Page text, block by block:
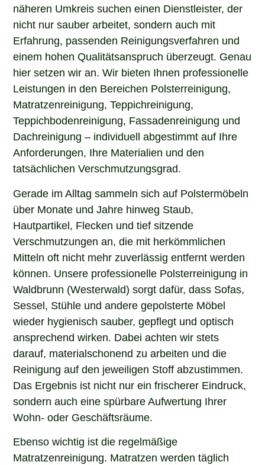
näheren Umkreis suchen einen Dienstleister, der
nicht nur sauber arbeitet, sondern auch mit
Erfahrung, passenden Reinigungsverfahren und
einem hohen Qualitätsanspruch überzeugt. Genau
hier setzen wir an. Wir bieten Ihnen professionelle
Leistungen in den Bereichen Polsterreinigung,
Matratzenreinigung, Teppichreinigung,
Teppichbodenreinigung, Fassadenreinigung und
Dachreinigung – individuell abgestimmt auf Ihre
Anforderungen, Ihre Materialien und den
tatsächlichen Verschmutzungsgrad.
Gerade im Alltag sammeln sich auf Polstermöbeln
über Monate und Jahre hinweg Staub,
Hautpartikel, Flecken und tief sitzende
Verschmutzungen an, die mit herkömmlichen
Mitteln oft nicht mehr zuverlässig entfernt werden
können. Unsere professionelle Polsterreinigung in
Waldbrunn (Westerwald) sorgt dafür, dass Sofas,
Sessel, Stühle und andere gepolsterte Möbel
wieder hygienisch sauber, gepflegt und optisch
ansprechend wirken. Dabei achten wir stets
darauf, materialschonend zu arbeiten und die
Reinigung auf den jeweiligen Stoff abzustimmen.
Das Ergebnis ist nicht nur ein frischerer Eindruck,
sondern auch eine spürbare Aufwertung Ihrer
Wohn- oder Geschäftsräume.
Ebenso wichtig ist die regelmäßige
Matratzenreinigung. Matratzen werden täglich